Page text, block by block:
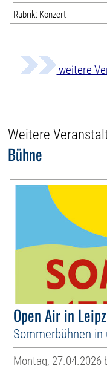
Rubrik: Konzert
weitere
Weitere
Bühne
Open Air in
Sommerbühnen
Montag, 27.04.2026